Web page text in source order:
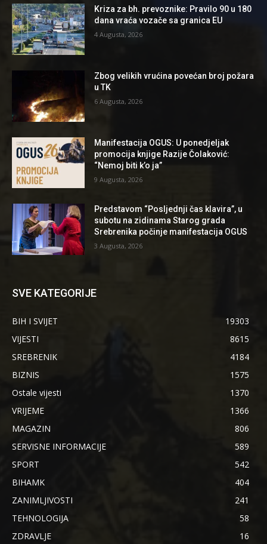
Kriza za bh. prevoznike: Pravilo 90 u 180
dana vraća vozače sa granica EU
4 Augusta, 2026
Zbog velikih vrućina povećan broj požara
u TK
6 Augusta, 2026
Manifestacija OGUS: U ponedjeljak
promocija knjige Razije Čolaković:
“Nemoj biti k’o ja”
9 Augusta, 2026
Predstavom “Posljednji čas klavira”, u
subotu na zidinama Starog grada
Srebrenika počinje manifestacija OGUS
3 Augusta, 2026
SVE KATEGORIJE
BIH I SVIJET
19303
VIJESTI
8615
SREBRENIK
4184
BIZNIS
1575
Ostale vijesti
1370
VRIJEME
1366
MAGAZIN
806
SERVISNE INFORMACIJE
589
SPORT
542
BIHAMK
404
ZANIMLJIVOSTI
241
TEHNOLOGIJA
58
ZDRAVLJE
16